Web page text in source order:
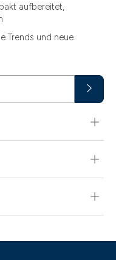
aufbereitet,
Trends und neue